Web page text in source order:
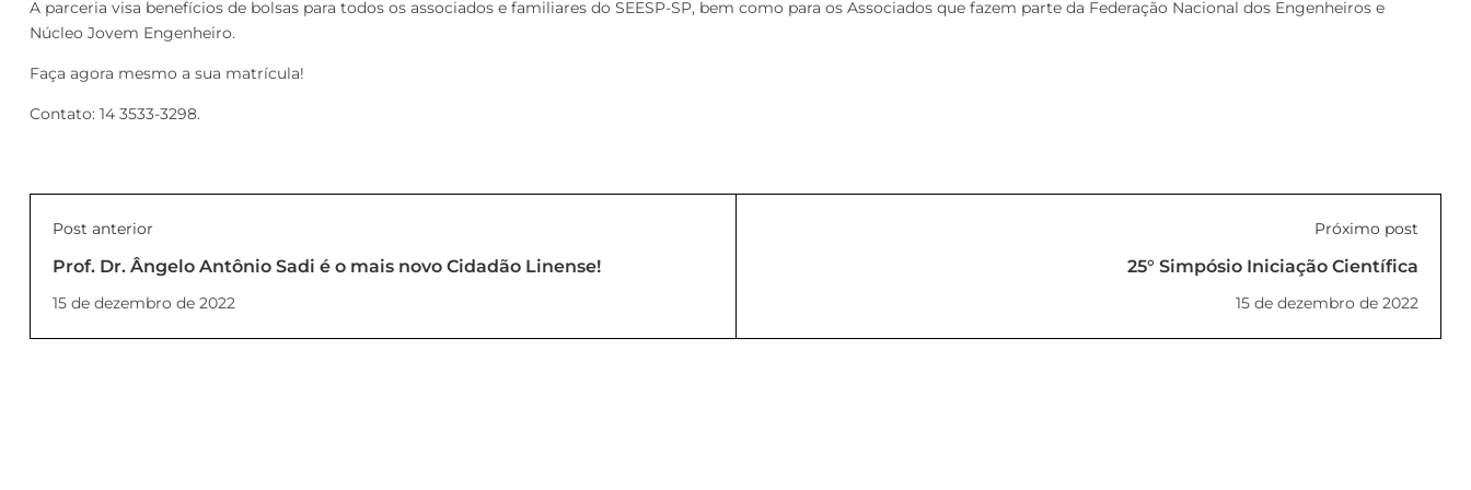
A parceria visa benefícios de bolsas para todos os associados e familiares do SEESP-SP, bem como para os Associados que fazem parte da Federação Nacional dos Engenheiros e
Núcleo Jovem Engenheiro.
Faça agora mesmo a sua matrícula!
Contato: 14 3533-3298.
Post anterior
Prof. Dr. Ângelo Antônio Sadi é o mais novo Cidadão Linense!
15 de dezembro de 2022
Próximo post
25° Simpósio Iniciação Científica
15 de dezembro de 2022